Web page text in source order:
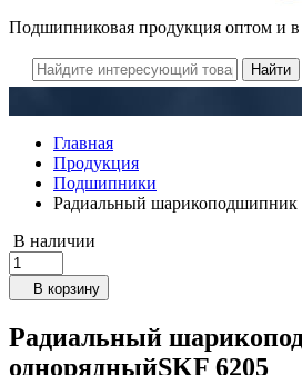
Подшипниковая продукция оптом и
Главная
Продукция
Подшипники
Радиальный шарикоподшипник
В наличии
В корзину
Радиальный
однорядныйSKF 6205